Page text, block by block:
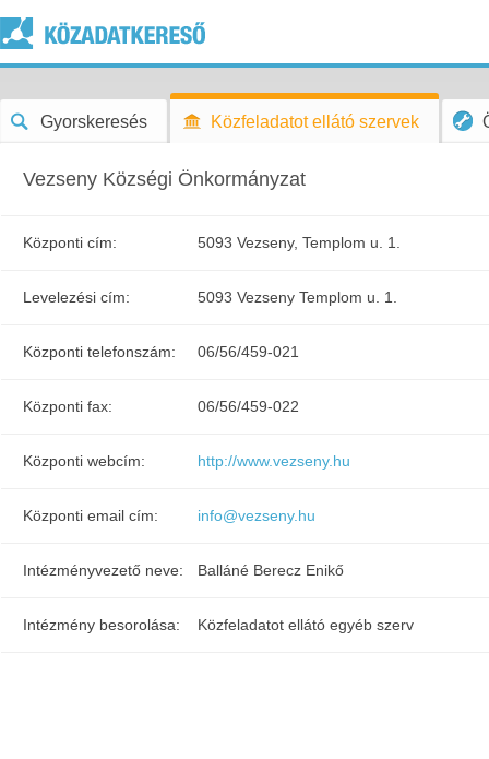
Gyorskeresés Közfeladatot ellátó szervek
Vezseny Községi Önkormányzat
Központi cím: 5093 Vezseny, Templom u. 1.
Levelezési cím: 5093 Vezseny Templom u. 1.
Központi telefonszám: 06/56/459-021
Központi fax: 06/56/459-022
Központi webcím: http://www.vezseny.hu
Központi email cím: info@vezseny.hu
Intézményvezető neve: Balláné Berecz Enikő
Intézmény besorolása: Közfeladatot ellátó egyéb szerv